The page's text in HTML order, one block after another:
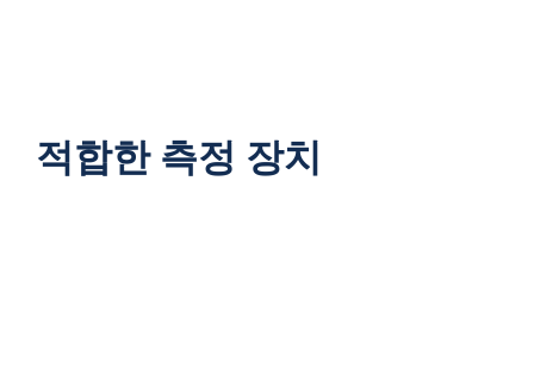
적합한 측정 장치